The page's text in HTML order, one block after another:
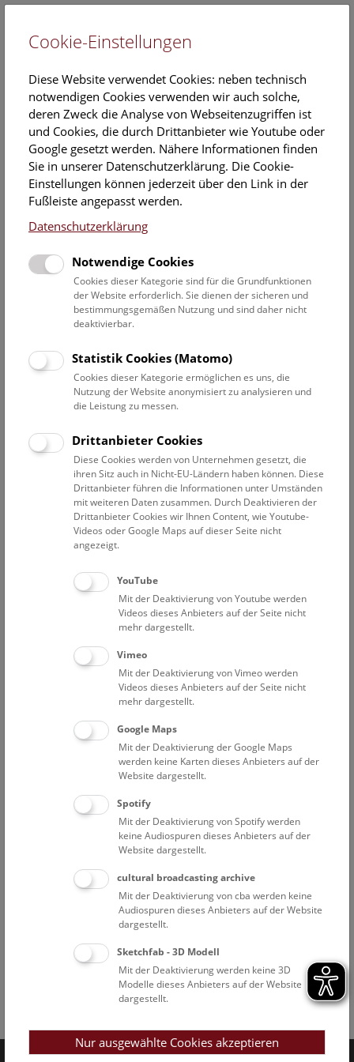
EN
VERANSTALTUNGSHINWEIS:
Visualisierung vom Vorbeiflug des
Kometen Siding Spring beim Mars
Spezial-Live-Show im neuen Digitalen Planetarium im NHM
Wien am 19.10.2014 um 14 Uhr.
Pressetext Bilder
Am 19. Oktober 2014 - und dann wieder in rund einer
Million Jahre - wird „Siding Spring“, ein Komet aus der
Oortschen Kometenwolke, der im Jänner 2013 am Siding
Spring Observatorium (Australien) entdeckt wurde, durch
das innere Sonnensystem fliegen und damit von der Erde
aus erkennbar sein.
Der 700 Meter große Himmelskörper wird sich bei
seinem Flug durch das Sonnensystem dem Planeten Mars
auf rund 50.000 Kilometer nähern und (zumindest vom
Mars aus) ein außergewöhnliches Schauspiel liefern. Die
Gefahr einer Kollision mit dem Mars ist relativ gering,
dennoch wird diese einmalige Weltraumkonstellation von
den derzeit fünf den Mars umkreisenden Weltraum-
Missionen genau beobachtet: Die Sensoren werden exakt
auf das seltene Ereignis ausgerichtet; neben einem
beeindruckenden Schauspiel erwarten sich
Wissenschafterinnen und Wissenschafter aus der ganzen
Welt dadurch die einzigartige Möglichkeit, Staubspuren
aus dem Schweif des Kometen und Veränderungen in der
Atmosphäre des roten Planeten analysieren zu können.
Im Digitalen Planetarium des Naturhistorischen Museums
Wien wird das Ereignis – das von Europa aus „live“ leider
kaum zu beobachten sein wird – von einem Experten-
Team visualisiert und direkt nachempfunden: Als wären
sie am Mars stationiert, können Besucherinnen und
Besucher das einmalige Weltraumerlebnis mitansehen.
Veranstaltungsinformation:
Live-Show im Digitalen Planetarium: „Siding Spring“
Am Sonntag, dem 19. Oktober 2014, um 14 Uhr
Erwachsene: € 5,- , Kinder: € 3,-
Cookie-Einstellungen
Diese Website verwendet Cookies: neben technisch
notwendigen Cookies verwenden wir auch solche,
deren Zweck die Analyse von Webseitenzugriffen ist
und Cookies, die durch Drittanbieter wie Youtube oder
Google gesetzt werden. Nähere Informationen finden
Sie in unserer Datenschutzerklärung. Die Cookie-
Einstellungen können jederzeit über den Link in der
Fußleiste angepasst werden.
Datenschutzerklärung
Notwendige Cookies
Cookies dieser Kategorie sind für die Grundfunktionen
der Website erforderlich. Sie dienen der sicheren und
bestimmungsgemäßen Nutzung und sind daher nicht
deaktivierbar.
Statistik Cookies (Matomo)
Cookies dieser Kategorie ermöglichen es uns, die
Nutzung der Website anonymisiert zu analysieren und
die Leistung zu messen.
Drittanbieter Cookies
Diese Cookies werden von Unternehmen gesetzt, die
ihren Sitz auch in Nicht-EU-Ländern haben können. Diese
Drittanbieter führen die Informationen unter Umständen
mit weiteren Daten zusammen. Durch Deaktivieren der
Drittanbieter Cookies wir Ihnen Content, wie Youtube-
Videos oder Google Maps auf dieser Seite nicht
angezeigt.
YouTube
Mit der Deaktivierung von Youtube werden
Videos dieses Anbieters auf der Seite nicht
mehr dargestellt.
Vimeo
Mit der Deaktivierung von Vimeo werden
Videos dieses Anbieters auf der Seite nicht
mehr dargestellt.
Google Maps
Mit der Deaktivierung der Google Maps
werden keine Karten dieses Anbieters auf der
Website dargestellt.
Spotify
Mit der Deaktivierung von Spotify werden
keine Audiospuren dieses Anbieters auf der
Website dargestellt.
cultural broadcasting archive
Mit der Deaktivierung von cba werden keine
Audiospuren dieses Anbieters auf der Website
dargestellt.
Sketchfab - 3D Modell
Mit der Deaktivierung werden keine 3D
Modelle dieses Anbieters auf der Website
dargestellt.
Nur ausgewählte Cookies akzeptieren